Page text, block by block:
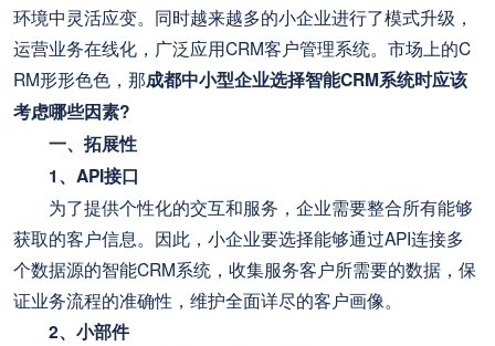
环境中灵活应变。同时越来越多的小企业进行了模式升级，
运营业务在线化，广泛应用CRM客户管理系统。市场上的C
RM形形色色，那成都中小型企业选择智能CRM系统时应该
考虑哪些因素?
一、拓展性
1、API接口
为了提供个性化的交互和服务，企业需要整合所有能够
获取的客户信息。因此，小企业要选择能够通过API连接多
个数据源的智能CRM系统，收集服务客户所需要的数据，保
证业务流程的准确性，维护全面详尽的客户画像。
2、小部件